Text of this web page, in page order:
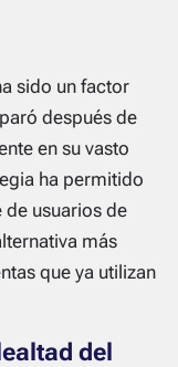
sido un factor
después de
en su vasto
ha permitido
de usuarios de
más
que ya utilizan
del